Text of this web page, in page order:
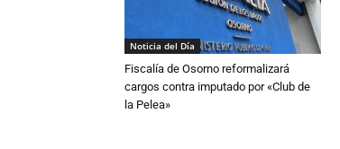
Noticia del Día
Fiscalía de Osorno reformalizará
cargos contra imputado por «Club de
la Pelea»